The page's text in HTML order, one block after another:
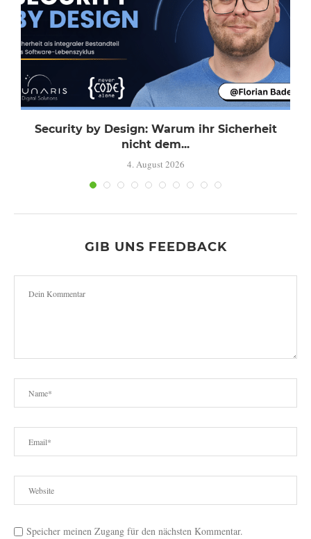
Security by Design: Warum ihr Sicherheit
nicht dem...
4. August 2026
GIB UNS FEEDBACK
Speicher meinen Zugang für den nächsten Kommentar.